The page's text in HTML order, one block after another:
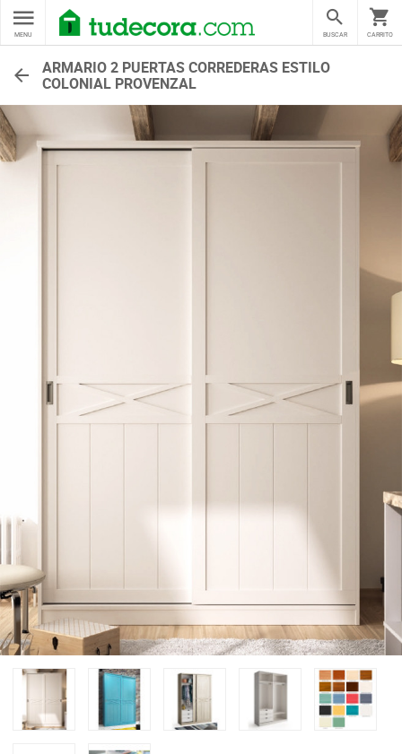
MENU CARRITO
BUSCAR
ARMARIO 2 PUERTAS CORREDERAS ESTILO
COLONIAL PROVENZAL